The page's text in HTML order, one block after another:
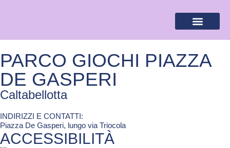
PARCO GIOCHI PIAZZA
DE GASPERI
Caltabellotta
INDIRIZZI E CONTATTI:​
Piazza De Gasperi, lungo via Triocola
ACCESSIBILITÀ